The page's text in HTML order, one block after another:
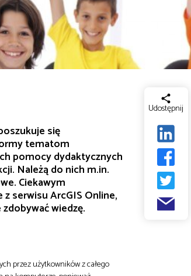
się
tematom
pomocy dydaktycznych
Należą do nich m.in.
Ciekawym
serwisu ArcGIS Online,
wiedzę.
przez użytkowników z całego
Udostępnij